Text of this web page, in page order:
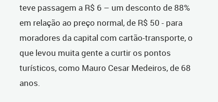
teve passagem a R$ 6 – um desconto de 88%
em relação ao preço normal, de R$ 50 - para
moradores da capital com cartão-transporte, o
que levou muita gente a curtir os pontos
turísticos, como Mauro Cesar Medeiros, de 68
anos.